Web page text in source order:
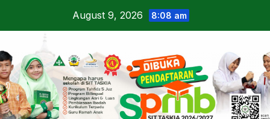
August 9, 2026 8:08 am